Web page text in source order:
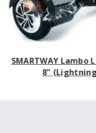
SMARTWAY Lambo
8"